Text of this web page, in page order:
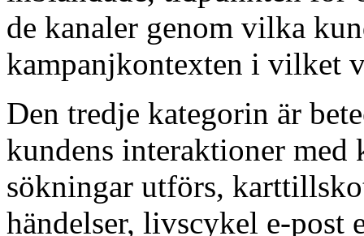
de kanaler genom vilka
kampanjkontexten i vilket
Den tredje kategorin är
kundens interaktioner med
sökningar utförs,
händelser, livscykel e-post